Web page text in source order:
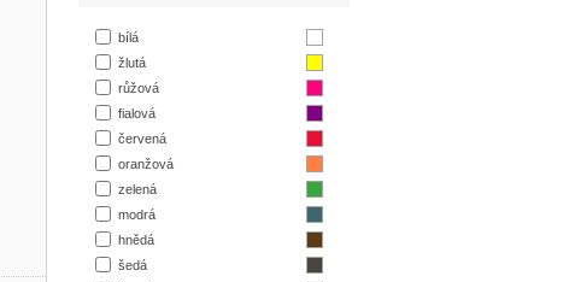
bílá
žlutá
růžová
fialová
červená
oranžová
zelená
modrá
hnědá
šedá